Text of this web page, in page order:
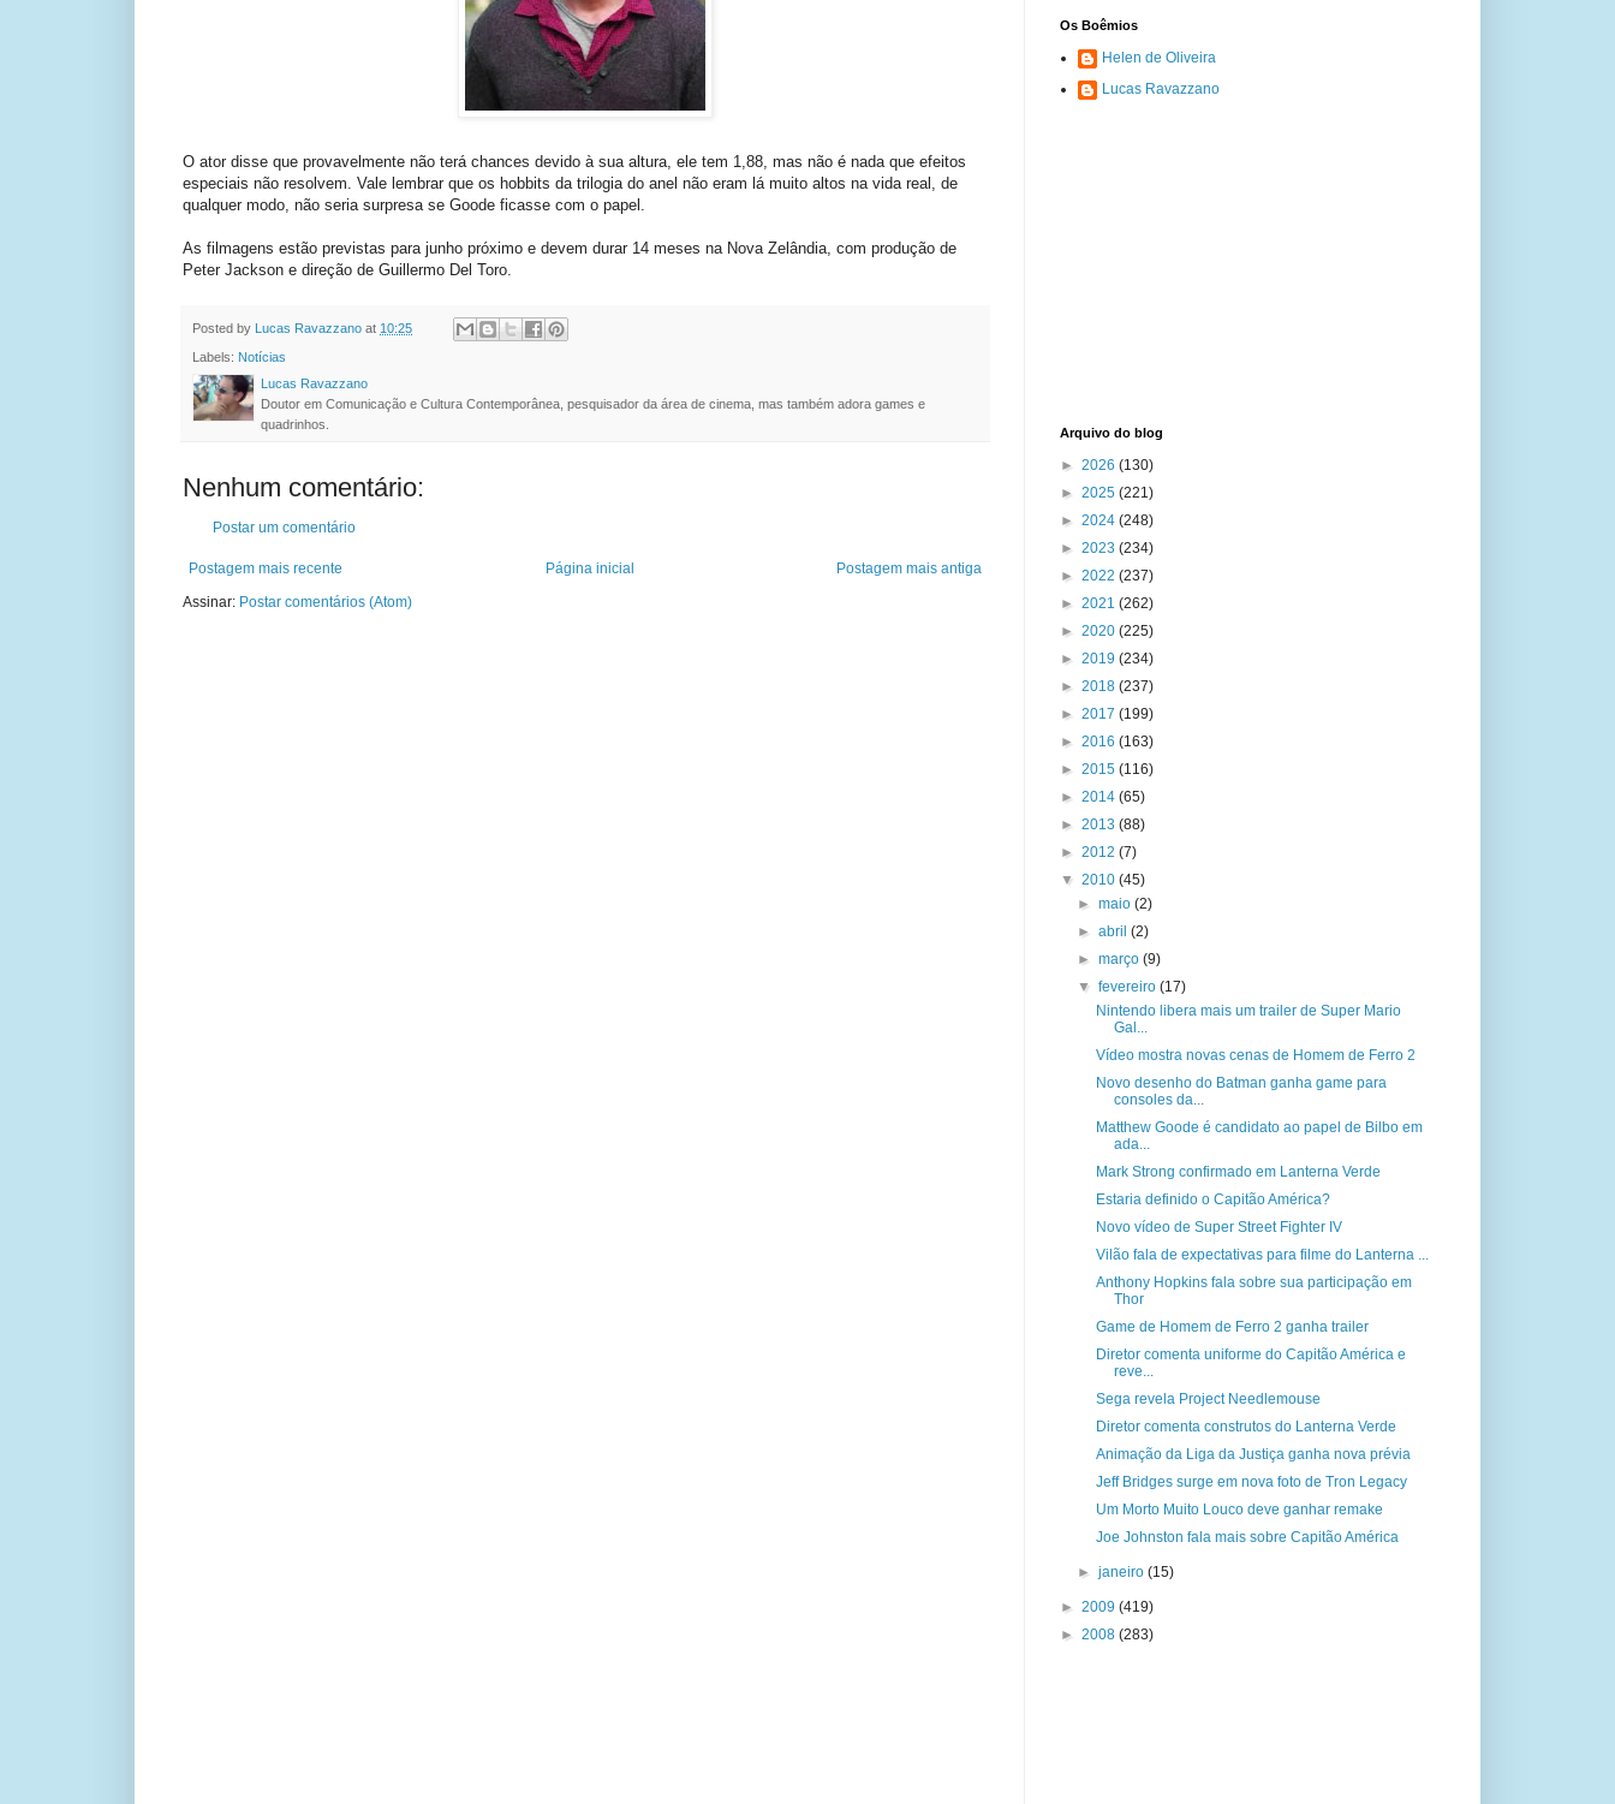
O ator disse que provavelmente não terá chances devido à sua altura, ele tem 1,88, mas não é nada que efeitos
especiais não resolvem. Vale lembrar que os hobbits da trilogia do anel não eram lá muito altos na vida real, de
qualquer modo, não seria surpresa se Goode ficasse com o papel.
As filmagens estão previstas para junho próximo e devem durar 14 meses na Nova Zelândia, com produção de
Peter Jackson e direção de Guillermo Del Toro.
Posted by Lucas Ravazzano at 10:25
Labels: Notícias
Lucas Ravazzano
Doutor em Comunicação e Cultura Contemporânea, pesquisador da área de cinema, mas também adora games e
quadrinhos.
Nenhum comentário:
Postar um comentário
Postagem mais recente Postagem mais antiga
Página inicial
Assinar: Postar comentários (Atom)
Os Boêmios
Helen de Oliveira
Lucas Ravazzano
Arquivo do blog
► 2026 (130)
► 2025 (221)
► 2024 (248)
► 2023 (234)
► 2022 (237)
► 2021 (262)
► 2020 (225)
► 2019 (234)
► 2018 (237)
► 2017 (199)
► 2016 (163)
► 2015 (116)
► 2014 (65)
► 2013 (88)
► 2012 (7)
▼ 2010 (45)
►maio(2)
►abril(2)
►março(9)
▼fevereiro(17)
Nintendo libera mais um trailer de Super Mario
Gal...
Vídeo mostra novas cenas de Homem de Ferro 2
Novo desenho do Batman ganha game para
consoles da...
Matthew Goode é candidato ao papel de Bilbo em
ada...
Mark Strong confirmado em Lanterna Verde
Estaria definido o Capitão América?
Novo vídeo de Super Street Fighter IV
Vilão fala de expectativas para filme do Lanterna ...
Anthony Hopkins fala sobre sua participação em
Thor
Game de Homem de Ferro 2 ganha trailer
Diretor comenta uniforme do Capitão América e
reve...
Sega revela Project Needlemouse
Diretor comenta construtos do Lanterna Verde
Animação da Liga da Justiça ganha nova prévia
Jeff Bridges surge em nova foto de Tron Legacy
Um Morto Muito Louco deve ganhar remake
Joe Johnston fala mais sobre Capitão América
►janeiro(15)
► 2009 (419)
► 2008 (283)